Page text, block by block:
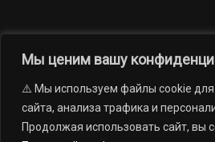
Мы ценим вашу
⚠️ Мы используем файлы cookie
сайта, анализа трафика и
Продолжая использовать сайт, вы
Новости Наши проекты
АРХИВ
16+